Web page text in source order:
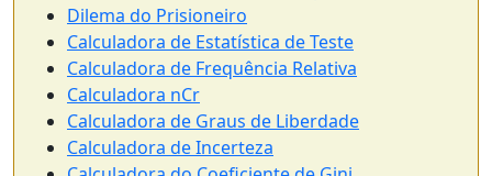
Dilema do Prisioneiro
Calculadora de Estatística de Teste
Calculadora de Frequência Relativa
Calculadora nCr
Calculadora de Graus de Liberdade
Calculadora de Incerteza